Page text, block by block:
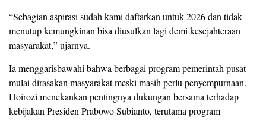
“Sebagian aspirasi sudah kami daftarkan untuk 2026 dan tidak
menutup kemungkinan bisa diusulkan lagi demi kesejahteraan
masyarakat,” ujarnya.
Ia menggarisbawahi bahwa berbagai program pemerintah pusat
mulai dirasakan masyarakat meski masih perlu penyempurnaan.
Hoirozi menekankan pentingnya dukungan bersama terhadap
kebijakan Presiden Prabowo Subianto, terutama program